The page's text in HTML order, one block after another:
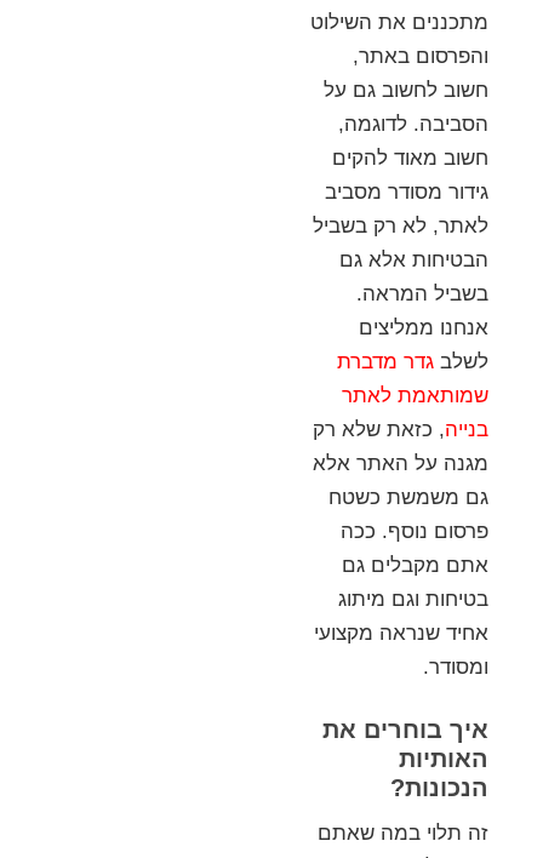
מתכננים את השילוט
והפרסום באתר,
חשוב לחשוב גם על
הסביבה. לדוגמה,
חשוב מאוד להקים
גידור מסודר מסביב
לאתר, לא רק בשביל
הבטיחות אלא גם
בשביל המראה.
אנחנו ממליצים
לשלב גדר מדברת
שמותאמת לאתר
בנייה, כזאת שלא רק
מגנה על האתר אלא
גם משמשת כשטח
פרסום נוסף. ככה
אתם מקבלים גם
בטיחות וגם מיתוג
אחיד שנראה מקצועי
ומסודר.
איך בוחרים את
האותיות
הנכונות?
זה תלוי במה שאתם